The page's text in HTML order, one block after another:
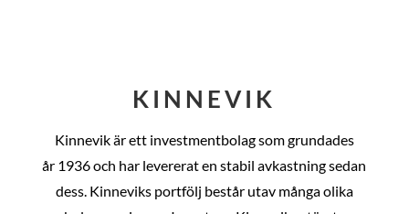
KINNEVIK
Kinnevik är ett investmentbolag som grundades
år 1936 och har levererat en stabil avkastning sedan
dess. Kinneviks portfölj består utav många olika